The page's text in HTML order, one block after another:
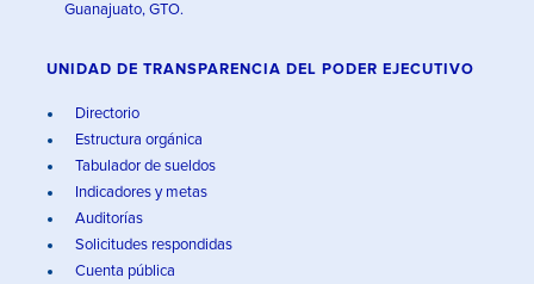
Guanajuato, GTO.
UNIDAD DE TRANSPARENCIA DEL PODER EJECUTIVO
Directorio
Estructura orgánica
Tabulador de sueldos
Indicadores y metas
Auditorías
Solicitudes respondidas
Cuenta pública